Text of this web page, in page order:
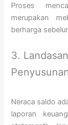
Proses
merupakan
berharga
3.
Neraca saldo
laporan